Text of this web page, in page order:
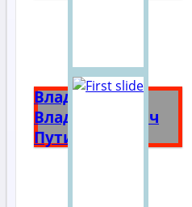
Владимир
Владимирович
Путин